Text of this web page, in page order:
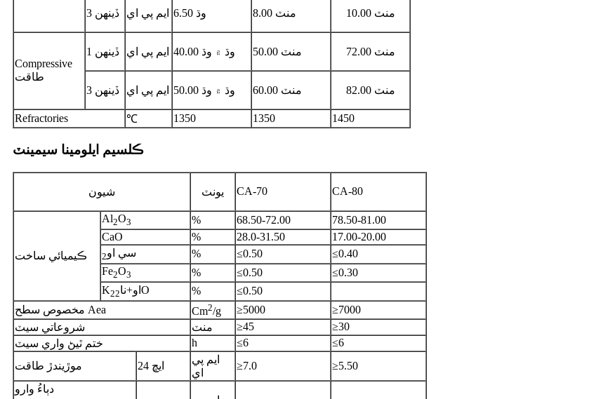
3 ڏينهن ايم پي اي 6.50 وڌ 8.00 منٽ 10.00 منٽ
Compressive
طاقت
1 ڏينهن ايم پي اي وڌ ۾ وڌ 40.00 50.00 منٽ 72.00 منٽ
3 ڏينهن ايم پي اي وڌ ۾ وڌ 50.00 60.00 منٽ 82.00 منٽ
Refractories ℃ 1350 1350 1450
ڪلسيم ايلومينا سيمينٽ
شيون يونٽ CA-70 CA-80
ڪيميائي ساخت
Al2O3 % 68.50-72.00
78.50-81.00
CaO
% 28.0-31.50
17.00-20.00
سي او2 % ≤0.50
≤0.40
Fe2O3 % ≤0.50
≤0.30
K2 او+نا2 O %
≤0.50
مخصوص سطح Aea
Cm2/g ≥5000
≥7000
شروعاتي سيٽ
منٽ ≥45
≥30
ختم ٿيڻ واري سيٽ
h ≤6
≤6
موڙيندڙ طاقت
24 ايڇ
ايم پي
اي
≥7.0
≥5.50
دٻاءُ وارو